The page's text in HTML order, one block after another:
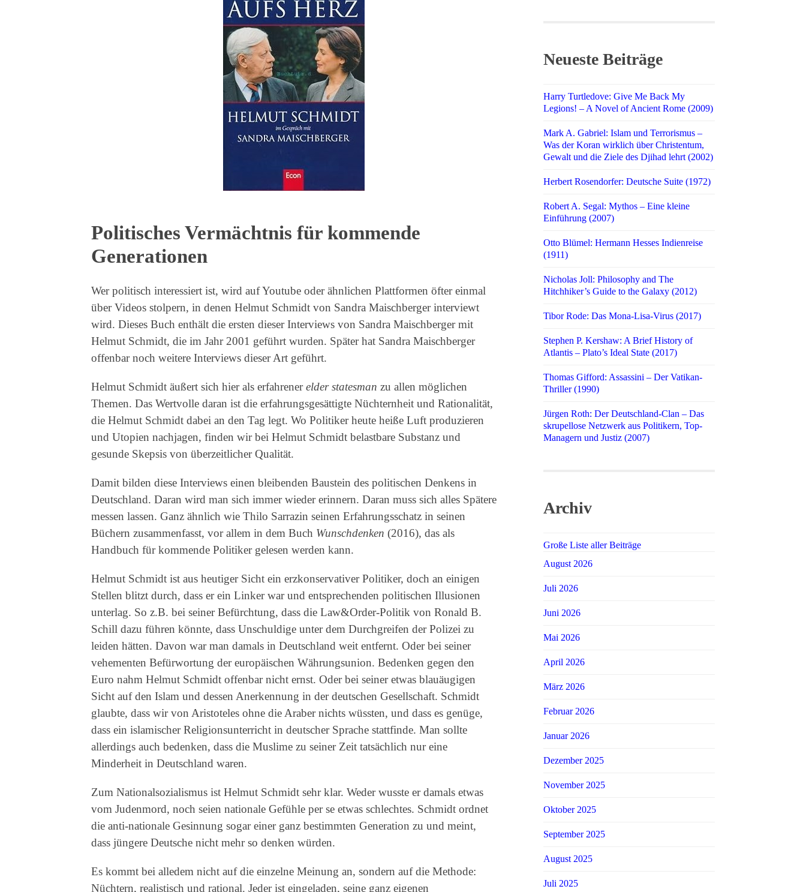
Politisches Vermächtnis für kommende
Generationen
Wer politisch interessiert ist, wird auf Youtube oder ähnlichen Plattformen öfter einmal
über Videos stolpern, in denen Helmut Schmidt von Sandra Maischberger interviewt
wird. Dieses Buch enthält die ersten dieser Interviews von Sandra Maischberger mit
Helmut Schmidt, die im Jahr 2001 geführt wurden. Später hat Sandra Maischberger
offenbar noch weitere Interviews dieser Art geführt.
Helmut Schmidt äußert sich hier als erfahrenerelder statesman zu allen möglichen
Themen. Das Wertvolle daran ist die erfahrungsgesättigte Nüchternheit und Rationalität,
die Helmut Schmidt dabei an den Tag legt. Wo Politiker heute heiße Luft produzieren
und Utopien nachjagen, finden wir bei Helmut Schmidt belastbare Substanz und
gesunde Skepsis von überzeitlicher Qualität.
Damit bilden diese Interviews einen bleibenden Baustein des politischen Denkens in
Deutschland. Daran wird man sich immer wieder erinnern. Daran muss sich alles Spätere
messen lassen. Ganz ähnlich wie Thilo Sarrazin seinen Erfahrungsschatz in seinen
Büchern zusammenfasst, vor allem in dem Buch Wunschdenken (2016), das als
Handbuch für kommende Politiker gelesen werden kann.
Helmut Schmidt ist aus heutiger Sicht ein erzkonservativer Politiker, doch an einigen
Stellen blitzt durch, dass er ein Linker war und entsprechenden politischen Illusionen
unterlag. So z.B. bei seiner Befürchtung, dass die Law&Order-Politik von Ronald B.
Schill dazu führen könnte, dass Unschuldige unter dem Durchgreifen der Polizei zu
leiden hätten. Davon war man damals in Deutschland weit entfernt. Oder bei seiner
vehementen Befürwortung der europäischen Währungsunion. Bedenken gegen den
Euro nahm Helmut Schmidt offenbar nicht ernst. Oder bei seiner etwas blauäugigen
Sicht auf den Islam und dessen Anerkennung in der deutschen Gesellschaft. Schmidt
glaubte, dass wir von Aristoteles ohne die Araber nichts wüssten, und dass es genüge,
dass ein islamischer Religionsunterricht in deutscher Sprache stattfinde. Man sollte
allerdings auch bedenken, dass die Muslime zu seiner Zeit tatsächlich nur eine
Minderheit in Deutschland waren.
Zum Nationalsozialismus ist Helmut Schmidt sehr klar. Weder wusste er damals etwas
vom Judenmord, noch seien nationale Gefühle per se etwas schlechtes. Schmidt ordnet
die anti-nationale Gesinnung sogar einer ganz bestimmten Generation zu und meint,
dass jüngere Deutsche nicht mehr so denken würden.
Es kommt bei alledem nicht auf die einzelne Meinung an, sondern auf die Methode:
Nüchtern, realistisch und rational. Jeder ist eingeladen, seine ganz eigenen
Neueste Beiträge
Harry Turtledove: Give Me Back My
Legions! – A Novel of Ancient Rome (2009)
Mark A. Gabriel: Islam und Terrorismus –
Was der Koran wirklich über Christentum,
Gewalt und die Ziele des Djihad lehrt (2002)
Herbert Rosendorfer: Deutsche Suite (1972)
Robert A. Segal: Mythos – Eine kleine
Einführung (2007)
Otto Blümel: Hermann Hesses Indienreise
(1911)
Nicholas Joll: Philosophy and The
Hitchhiker’s Guide to the Galaxy (2012)
Tibor Rode: Das Mona-Lisa-Virus (2017)
Stephen P. Kershaw: A Brief History of
Atlantis – Plato’s Ideal State (2017)
Thomas Gifford: Assassini – Der Vatikan-
Thriller (1990)
Jürgen Roth: Der Deutschland-Clan – Das
skrupellose Netzwerk aus Politikern, Top-
Managern und Justiz (2007)
Archiv
Große Liste aller Beiträge
August 2026
Juli 2026
Juni 2026
Mai 2026
April 2026
März 2026
Februar 2026
Januar 2026
Dezember 2025
November 2025
Oktober 2025
September 2025
August 2025
Juli 2025